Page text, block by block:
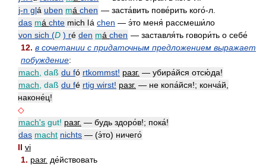
j-n glá uben má chen — заста́вить пове́рить кого́-л.
das má chte mich lá chen — э́то меня́ рассмеши́ло
von sich (D ) ré den má chen — заставля́ть говори́ть о себе́
12. в сочетании с придаточным предложением выражает
побуждение:
mach , daß du fó rtkommst! разг. — убира́йся отсю́да!
mach , daß du fé rtig wirst! разг. — не копа́йся!; конча́й,
наконе́ц!
◇
mach's gut! разг. — будь здоро́в!; пока́!
das macht nichts — (э́то) ничего́
II vi
1. разг. де́йствовать